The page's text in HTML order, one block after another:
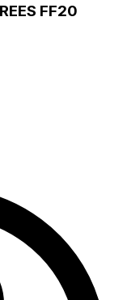
FF20